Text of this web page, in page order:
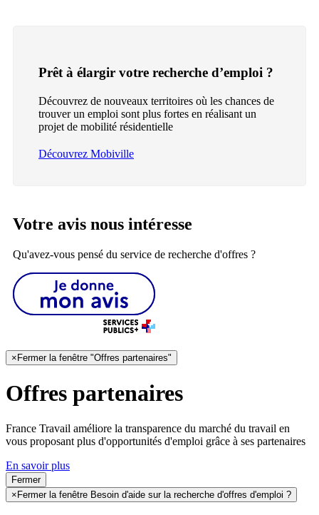
Prêt à élargir votre recherche d’emploi ?
Découvrez de nouveaux territoires où les chances de
trouver un emploi sont plus fortes en réalisant un
projet de mobilité résidentielle
Découvrez Mobiville
Votre avis nous intéresse
Qu'avez-vous pensé du service de recherche d'offres ?
× Fermer la fenêtre "Offres partenaires"
Offres partenaires
France Travail améliore la transparence du marché du travail en
vous proposant plus d'opportunités d'emploi grâce à ses partenaires
En savoir plus
Fermer
×Fermer la fenêtre Besoin d'aide sur la recherche d'offres d'emploi ?